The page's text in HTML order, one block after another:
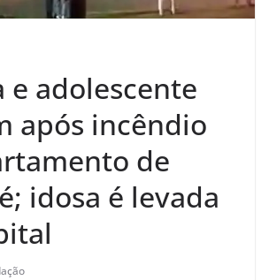
e adolescente
após incêndio
de
idosa é levada